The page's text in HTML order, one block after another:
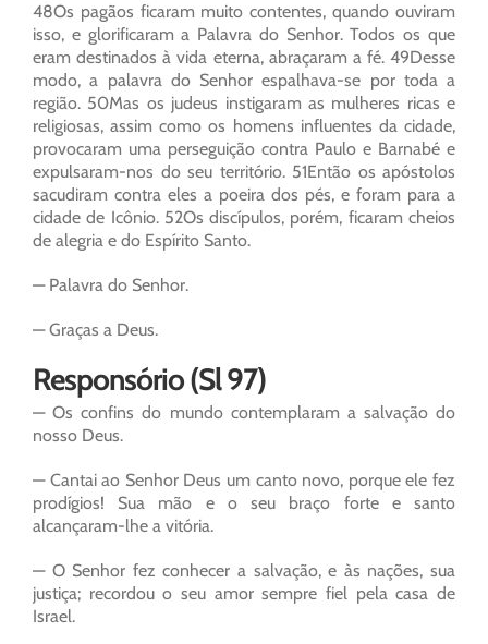
48Os pagãos ficaram muito contentes, quando ouviram
isso, e glorificaram a Palavra do Senhor. Todos os que
eram destinados à vida eterna, abraçaram a fé. 49Desse
modo, a palavra do Senhor espalhava-se por toda a
região. 50Mas os judeus instigaram as mulheres ricas e
religiosas, assim como os homens influentes da cidade,
provocaram uma perseguição contra Paulo e Barnabé e
expulsaram-nos do seu território. 51Então os apóstolos
sacudiram contra eles a poeira dos pés, e foram para a
cidade de Icônio. 52Os discípulos, porém, ficaram cheios
de alegria e do Espírito Santo.
— Palavra do Senhor.
— Graças a Deus.
Responsório (Sl 97)
— Os confins do mundo contemplaram a salvação do
nosso Deus.
— Cantai ao Senhor Deus um canto novo, porque ele fez
prodígios! Sua mão e o seu braço forte e santo
alcançaram-lhe a vitória.
— O Senhor fez conhecer a salvação, e às nações, sua
justiça; recordou o seu amor sempre fiel pela casa de
Israel.